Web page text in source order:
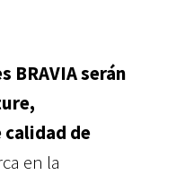
serán
calidad de
en la